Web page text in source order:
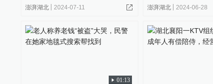
澎湃湖北 2024-07-11 澎湃湖北 2024-06-28
01:13